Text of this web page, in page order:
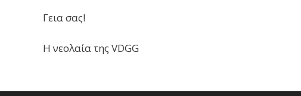
Γεια σας!
Η νεολαία της VDGG